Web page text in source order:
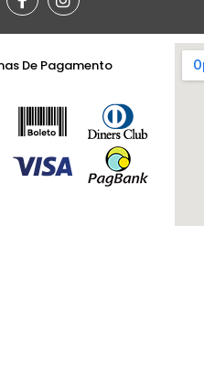
De Pagamento